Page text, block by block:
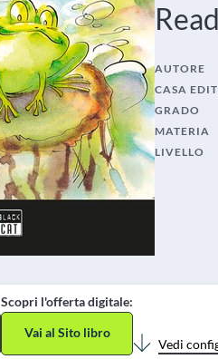
AUTORE
CASA
GRADO
MATERIA
LIVELLO
Scopri l'offerta digitale:
Vai al Sito libro
Vedi